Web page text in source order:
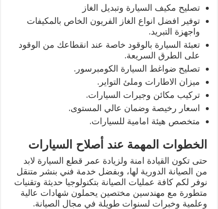
تصليح مكيف السيارة وتبديل الغاز
توفير افضل انواع الغاز الفريون الخاص بالمكيفات
واجهزة التبريد.
تعبئة السيارة بالوقود خاصة عند انقطاعك من الوقود
على الطرق السريعة.
تصليح ضواغط السيارة الكومبرسور.
ميزان الاطارات وملئ التواير.
تركيب مكائن وجيرات السيارات.
اسعار رخيصة وضمان عالي المستوى.
متخصص هيئة امامية للسيارات.
الخطوات المهمة عند أصلاح السيارات
حتى تكون القيادة امنة ولزيادة عمر قطع السيارة لابد
من الصيانة الدورية لها، وبفضل خدمة فني بنشر متنقل
نوفر لكم كافة عمليات الصيانة بتكنولوجيا حديثة وتقنيات
متطورة مع مهندسين مختصين يحملون شهادات عالية
وعلمية وخبرات لسنوات طويلة في مجال الصيانة.